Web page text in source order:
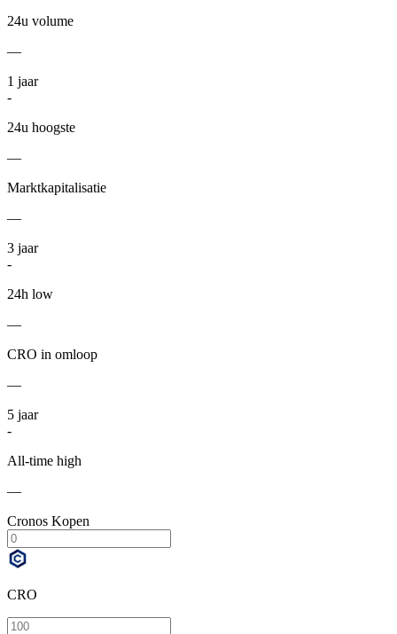
24u volume
—
1 jaar
-
24u hoogste
—
Marktkapitalisatie
—
3 jaar
-
24h low
—
CRO in omloop
—
5 jaar
-
All-time high
—
Cronos Kopen
CRO